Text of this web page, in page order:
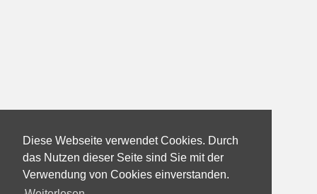
Diese Webseite verwendet Cookies. Durch
das Nutzen dieser Seite sind Sie mit der
Verwendung von Cookies einverstanden.